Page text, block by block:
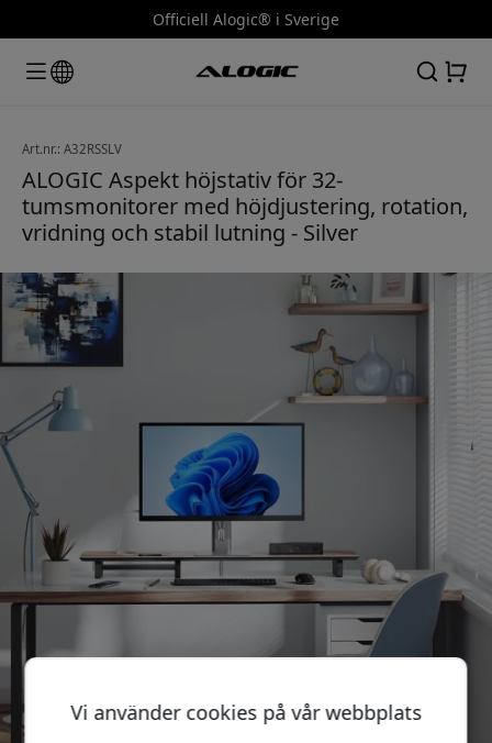
Officiell Alogic® i Sverige
Art.nr.: A32RSSLV
ALOGIC Aspekt höjstativ för 32-
tumsmonitorer med höjdjustering, rotation,
vridning och stabil lutning - Silver
Vi använder cookies på vår webbplats